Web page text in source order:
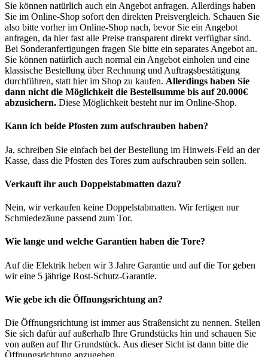
Sie können natürlich auch ein Angebot anfragen. Allerdings haben
Sie im Online-Shop sofort den direkten Preisvergleich. Schauen Sie
also bitte vorher im Online-Shop nach, bevor Sie ein Angebot
anfragen, da hier fast alle Preise transparent direkt verfügbar sind.
Bei Sonderanfertigungen fragen Sie bitte ein separates Angebot an.
Sie können natürlich auch normal ein Angebot einholen und eine
klassische Bestellung über Rechnung und Auftragsbestätigung
durchführen, statt hier im Shop zu kaufen. Allerdings haben Sie
dann nicht die Möglichkeit die Bestellsumme bis auf 20.000€
abzusichern. Diese Möglichkeit besteht nur im Online-Shop.
Kann ich beide Pfosten zum aufschrauben haben?
Ja, schreiben Sie einfach bei der Bestellung im Hinweis-Feld an der
Kasse, dass die Pfosten des Tores zum aufschrauben sein sollen.
Verkauft ihr auch Doppelstabmatten dazu?
Nein, wir verkaufen keine Doppelstabmatten. Wir fertigen nur
Schmiedezäune passend zum Tor.
Wie lange und welche Garantien haben die Tore?
Auf die Elektrik heben wir 3 Jahre Garantie und auf die Tor geben
wir eine 5 jährige Rost-Schutz-Garantie.
Wie gebe ich die Öffnungsrichtung an?
Die Öffnungsrichtung ist immer aus Straßensicht zu nennen. Stellen
Sie sich dafür auf außerhalb Ihre Grundstücks hin und schauen Sie
von außen auf Ihr Grundstück. Aus dieser Sicht ist dann bitte die